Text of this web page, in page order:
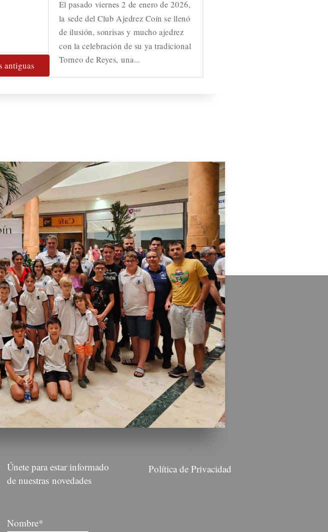
El pasado viernes 2 de enero de 2026,
la sede del Club Ajedrez Coín se llenó
de ilusión, sonrisas y mucho ajedrez
con la celebración de su ya tradicional
Torneo de Reyes, una...
antiguas
Suscribirse
Únete para estar informado
de nuestras novedades
Nombre*
Más información
Política de Privacidad